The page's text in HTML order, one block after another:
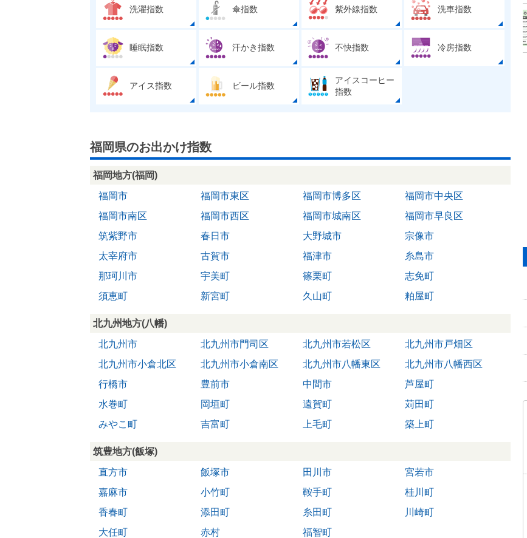
洗濯指数 傘指数 紫外線指数 洗車指数
睡眠指数 汗かき指数 不快指数 冷房指数
アイス指数 ビール指数
アイスコーヒー
指数
福岡県のお出かけ指数
福岡地方(福岡)
福岡市
福岡市東区 福岡市博多区
福岡市中央区
福岡市南区
福岡市西区 福岡市城南区
福岡市早良区
筑紫野市
春日市 大野城市
宗像市
太宰府市
古賀市 福津市
糸島市
那珂川市
宇美町 篠栗町
志免町
須恵町
新宮町 久山町 粕屋町
北九州地方(八幡)
北九州市
北九州市門司区 北九州市若松区
北九州市戸畑区
北九州市小倉北区
北九州市小倉南区 北九州市八幡東区
北九州市八幡西区
行橋市
豊前市 中間市
芦屋町
水巻町
岡垣町 遠賀町
苅田町
みやこ町
吉富町 上毛町 築上町
筑豊地方(飯塚)
直方市
飯塚市 田川市
宮若市
嘉麻市
小竹町 鞍手町
桂川町
香春町
添田町 糸田町
川崎町
大任町
赤村 福智町